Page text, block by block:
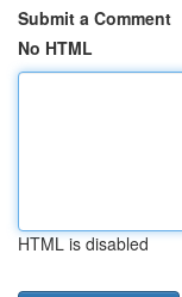
Submit a Comment
No HTML
HTML is disabled